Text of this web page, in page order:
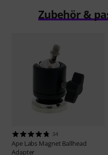
Zubehör &
34
Ape Labs Magnet Ballhead
Adapter